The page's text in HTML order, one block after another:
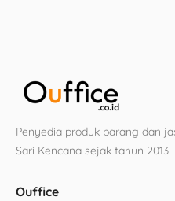
Penyedia produk barang dan
Sari Kencana sejak tahun 2013
Ouffice